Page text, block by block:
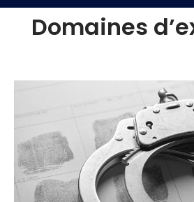
Domaines